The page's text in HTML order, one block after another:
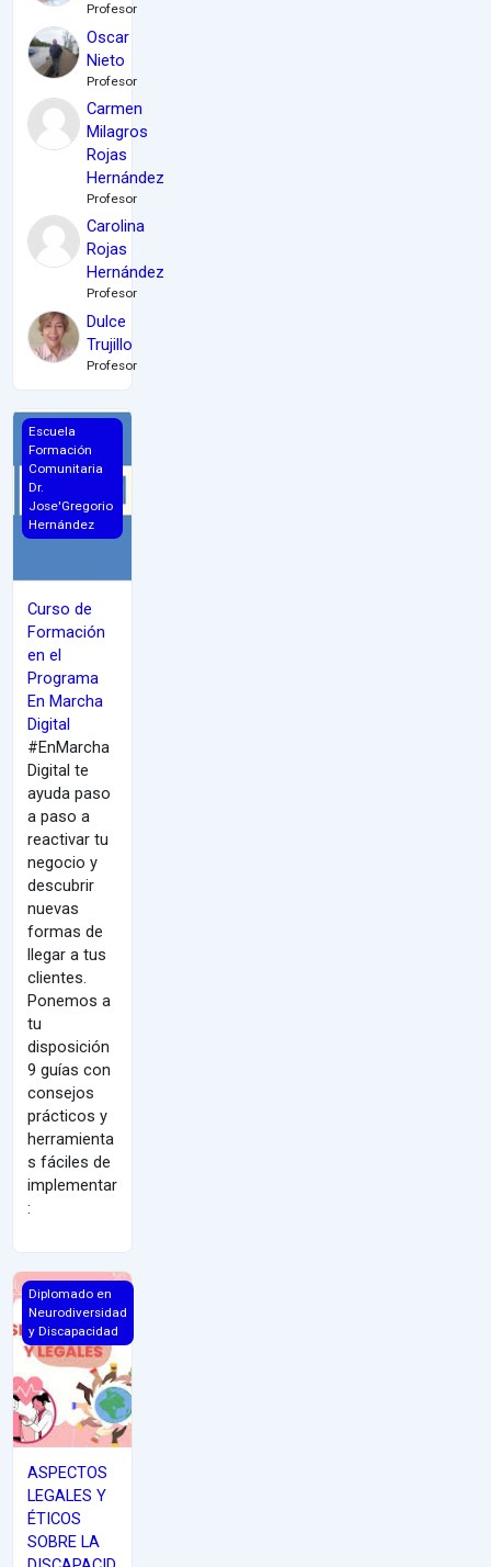
Profesor
Oscar
Nieto
Profesor
Carmen
Milagros
Rojas
Hernández
Profesor
Carolina
Rojas
Hernández
Profesor
Dulce
Trujillo
Profesor
Curso de Formación en el Programa En Marcha Digital
Escuela
Formación
Comunitaria
Dr.
Jose'Gregorio
Hernández
Curso de
Formación
en el
Programa
En Marcha
Digital
#EnMarcha
Digital te
ayuda paso
a paso a
reactivar tu
negocio y
descubrir
nuevas
formas de
llegar a tus
clientes.
Ponemos a
tu
disposición
9 guías con
consejos
prácticos y
herramienta
s fáciles de
implementar
:
ASPECTOS LEGALES Y ÉTICOS SOBRE LA DISCAPACIDAD
Diplomado en
Neurodiversidad
y Discapacidad
ASPECTOS
LEGALES Y
ÉTICOS
SOBRE LA